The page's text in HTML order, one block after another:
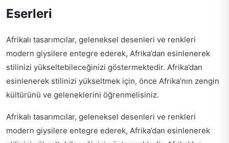
Eserleri
Afrikalı tasarımcılar, geleneksel desenleri ve renkleri
modern giysilere entegre ederek, Afrika’dan esinlenerek
stilinizi yükseltebileceğinizi göstermektedir. Afrika’dan
esinlenerek stilinizi yükseltmek için, önce Afrika’nın zengin
kültürünü ve geleneklerini öğrenmelisiniz.
Afrikalı tasarımcılar, geleneksel desenleri ve renkleri
modern giysilere entegre ederek, Afrika’dan esinlenerek